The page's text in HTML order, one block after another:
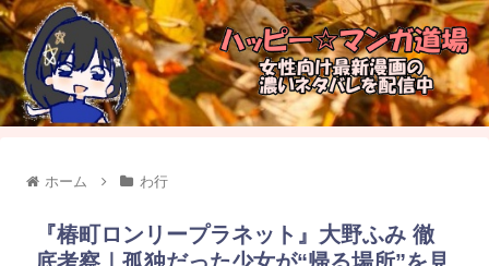
ホーム わ行
『椿町ロンリープラネット』大野ふみ 徹